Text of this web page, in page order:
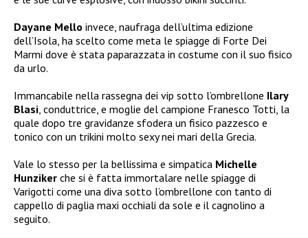
Dayane Mello invece, naufraga dell’ultima edizione
dell’Isola, ha scelto come meta le spiagge di Forte Dei
Marmi dove è stata paparazzata in costume con il suo fisico
da urlo.
Immancabile nella rassegna dei vip sotto l’ombrellone Ilary
Blasi , conduttrice, e moglie del campione Franesco Totti, la
quale dopo tre gravidanze sfodera un fisico pazzesco e
tonico con un trikini molto sexy nei mari della Grecia.
Vale lo stesso per la bellissima e simpatica Michelle
Hunziker che si è fatta immortalare nelle spiagge di
Varigotti come una diva sotto l’ombrellone con tanto di
cappello di paglia maxi occhiali da sole e il cagnolino a
seguito.